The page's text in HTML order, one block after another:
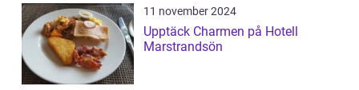
11 november 2024
Upptäck Charmen på Hotell
Marstrandsön